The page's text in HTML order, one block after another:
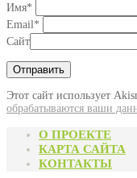
Имя*
Email*
Сайт
Этот сайт использует
обрабатываются ваши
О ПРОЕКТЕ
КАРТА САЙТА
КОНТАКТЫ